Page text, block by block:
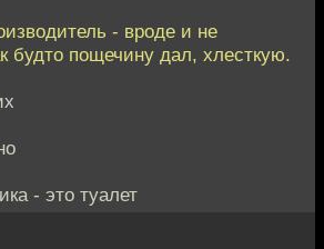
- вроде и не
будто пощечину дал, хлесткую.
- это туалет